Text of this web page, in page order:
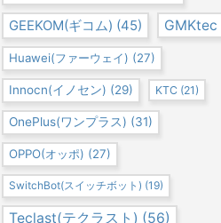
GEEKOM(ギコム) (45) GMKtec
Huawei(ファーウェイ) (27)
Innocn(イノセン) (29) KTC (21)
OnePlus(ワンプラス) (31)
OPPO(オッポ) (27)
SwitchBot(スイッチボット) (19)
Teclast(テクラスト) (56)